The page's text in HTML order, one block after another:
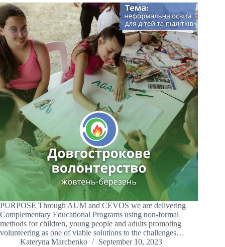
PURPOSE Through AUM and CEVOS we are delivering
Complementary Educational Programs using non-formal
methods for children, young people and adults promoting
volunteering as one of viable solutions to the challenges…
Kateryna Marchenko
September 10, 2023